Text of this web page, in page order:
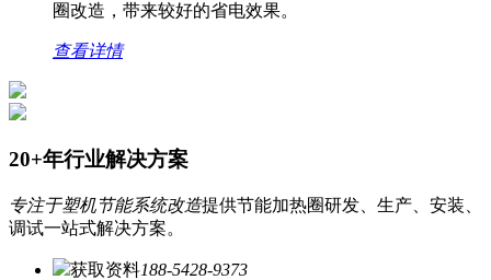
圈改造，带来较好的省电效果。
查看详情
20+年行业解决方案
专注于塑机节能系统改造提供节能加热圈研发、生产、安装、
调试一站式解决方案。
获取资料188-5428-9373